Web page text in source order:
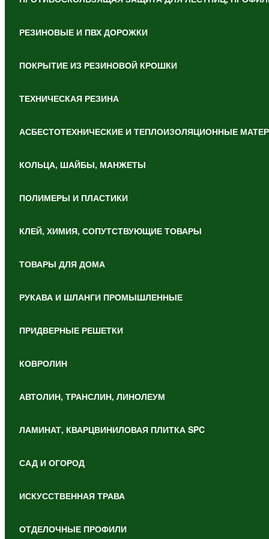
РЕЗИНОВЫЕ И ПВХ ДОРОЖКИ
ПОКРЫТИЕ ИЗ РЕЗИНОВОЙ КРОШКИ
ТЕХНИЧЕСКАЯ РЕЗИНА
АСБЕСТОТЕХНИЧЕСКИЕ И ТЕПЛОИЗОЛЯЦИОННЫЕ
КОЛЬЦА, ШАЙБЫ, МАНЖЕТЫ
ПОЛИМЕРЫ И ПЛАСТИКИ
КЛЕЙ, ХИМИЯ, СОПУТСТВУЮЩИЕ ТОВАРЫ
ТОВАРЫ ДЛЯ ДОМА
РУКАВА И ШЛАНГИ ПРОМЫШЛЕННЫЕ
ПРИДВЕРНЫЕ РЕШЕТКИ
КОВРОЛИН
АВТОЛИН, ТРАНСЛИН, ЛИНОЛЕУМ
ЛАМИНАТ, КВАРЦВИНИЛОВАЯ ПЛИТКА SPC
САД И ОГОРОД
ИСКУССТВЕННАЯ ТРАВА
ОТДЕЛОЧНЫЕ ПРОФИЛИ